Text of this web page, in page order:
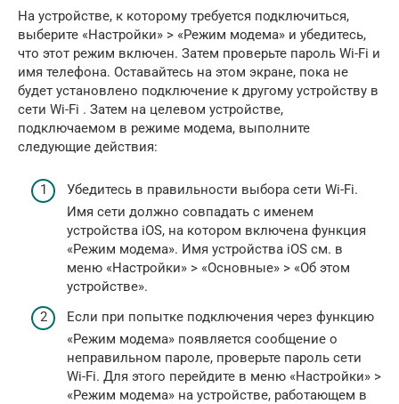
На устройстве, к которому требуется подключиться,
выберите «Настройки» > «Режим модема» и убедитесь,
что этот режим включен. Затем проверьте пароль Wi-Fi и
имя телефона. Оставайтесь на этом экране, пока не
будет установлено подключение к другому устройству в
сети Wi-Fi . Затем на целевом устройстве,
подключаемом в режиме модема, выполните
следующие действия:
Убедитесь в правильности выбора сети Wi-Fi.
Имя сети должно совпадать с именем
устройства iOS, на котором включена функция
«Режим модема». Имя устройства iOS см. в
меню «Настройки» > «Основные» > «Об этом
устройстве».
Если при попытке подключения через функцию
«Режим модема» появляется сообщение о
неправильном пароле, проверьте пароль сети
Wi-Fi. Для этого перейдите в меню «Настройки» >
«Режим модема» на устройстве, работающем в